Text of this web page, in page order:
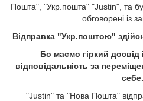
Пошта", "Укр.пошта" "Justin", та
обговорені із
Відправка "Укр.поштою"
Бо маємо гіркий
відповідальність за
себе.
"Justin" та "Нова Пошта"